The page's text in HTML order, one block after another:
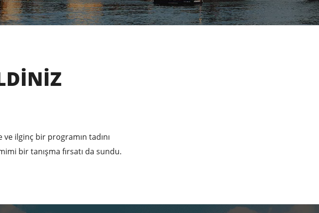
ilginç bir programın tadını
bir tanışma fırsatı da sundu.